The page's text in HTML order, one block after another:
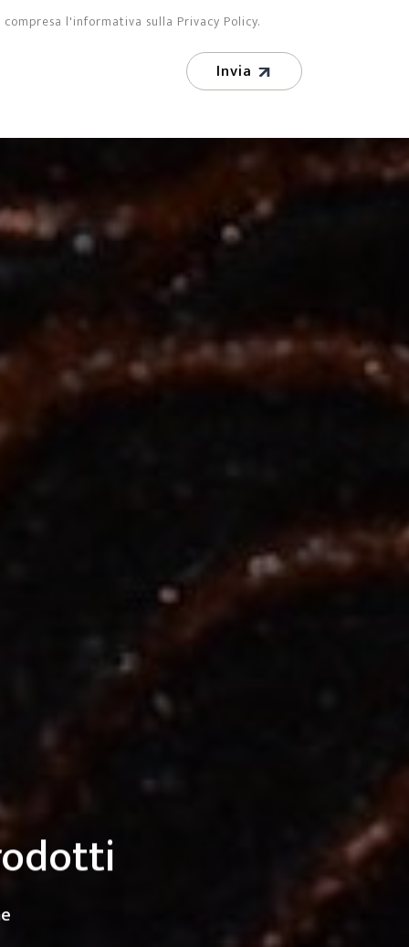
l'informativa sulla Privacy Policy.
Invia